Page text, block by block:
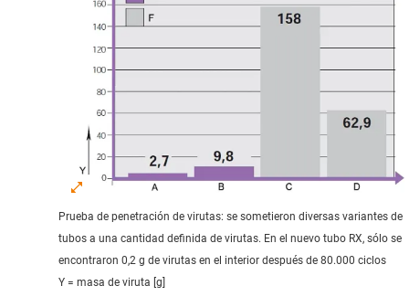
Prueba de penetración de virutas: se sometieron diversas variantes de
tubos a una cantidad definida de virutas. En el nuevo tubo RX, sólo se
encontraron 0,2 g de virutas en el interior después de 80.000 ciclos
Y = masa de viruta [g]